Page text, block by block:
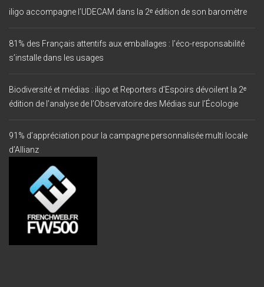
iligo accompagne l’UDECAM dans la 2ᵉ édition de son baromètre
81% des Français attentifs aux emballages : l’éco-responsabilité
s’installe dans les usages
Biodiversité et médias : iligo et Reporters d’Espoirs dévoilent la 2ᵉ
édition de l’analyse de l’Observatoire des Médias sur l’Écologie
91% d’appréciation pour la campagne personnalisée multi locale
d’Allianz